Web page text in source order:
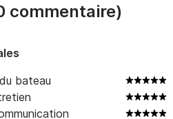
commentaire)
bateau